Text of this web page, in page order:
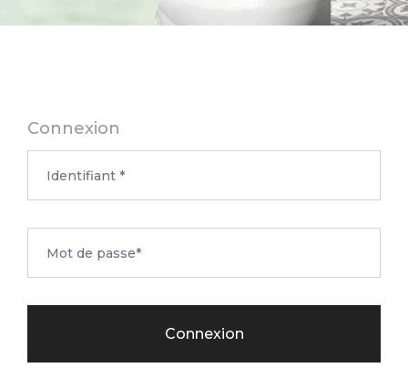
Connexion
Connexion